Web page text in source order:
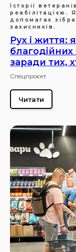
Історії
реабілітацією.
допомагає
захисників.
Рух і життя:
благодійних
заради тих,
Спецпроєкт
Читати